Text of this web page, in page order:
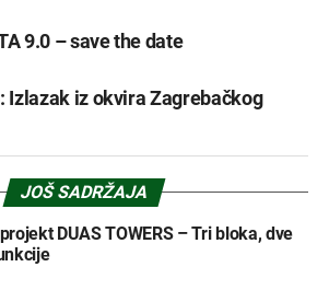
9.0 – save the date
Izlazak iz okvira Zagrebačkog
JOŠ SADRŽAJA
DUAS TOWERS – Tri bloka, dve